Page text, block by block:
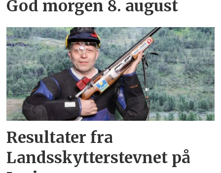
God morgen 8. august
Resultater fra
Landsskytterstevnet på